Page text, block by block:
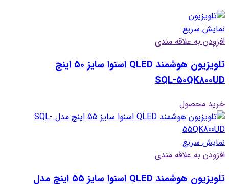
نمایش سریع
افزودن به علاقه مندی
تلویزیون هوشمند QLED اسنوا سایز ۵۰ اینچ
SQL-۵۰QK۸۰۰UD
خرید محصول
نمایش سریع
افزودن به علاقه مندی
تلویزیون هوشمند QLED اسنوا سایز ۵۵ اینچ مدل